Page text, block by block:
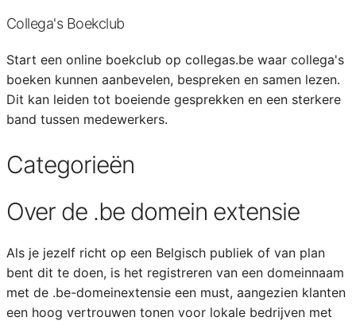
Collega's Boekclub
Start een online boekclub op collegas.be waar collega's
boeken kunnen aanbevelen, bespreken en samen lezen.
Dit kan leiden tot boeiende gesprekken en een sterkere
band tussen medewerkers.
Categorieën
Over de .be domein extensie
Als je jezelf richt op een Belgisch publiek of van plan
bent dit te doen, is het registreren van een domeinnaam
met de .be-domeinextensie een must, aangezien klanten
een hoog vertrouwen tonen voor lokale bedrijven met